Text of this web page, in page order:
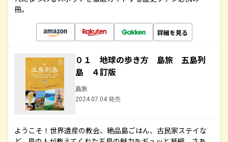
冊。
詳細を見る
０１ 地球の歩き方 島旅 五島列
島 ４訂版
島旅
2024.07.04 発売
ようこそ！世界遺産の教会、絶品島ごはん、古民家ステイな